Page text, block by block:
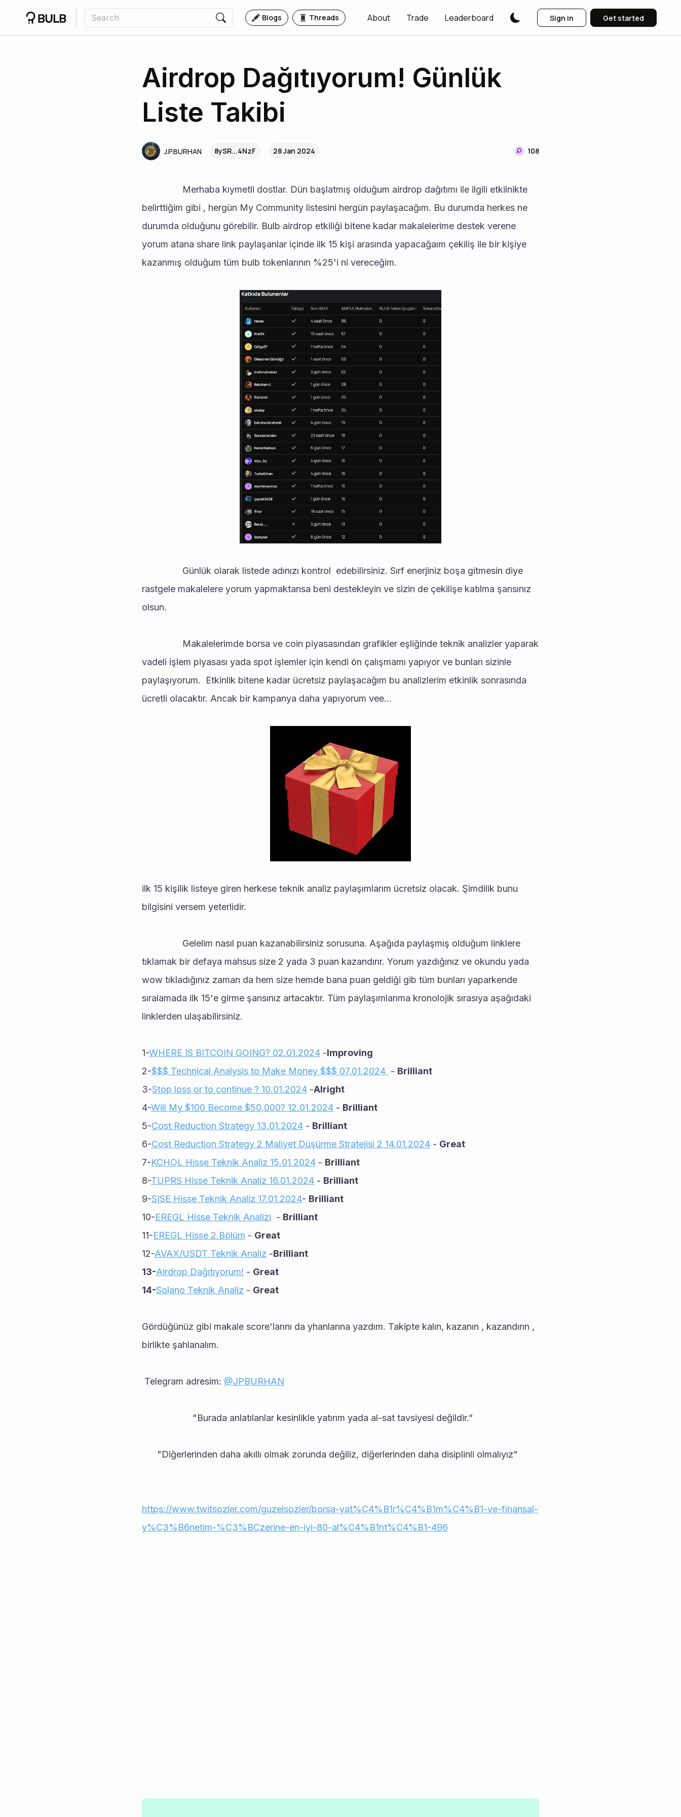
Blogs Threads About Trade Leaderboard Sign in Get started
Airdrop Dağıtıyorum! Günlük
Liste Takibi
J.P.BURHAN 8ySR...4NzF 28 Jan 2024 108
belirttiğim gibi , hergün My Community listesini hergün paylaşacağım. Bu durumda herkes ne
durumda olduğunu görebilir. Bulb airdrop etkiliği bitene kadar makalelerime destek verene
yorum atana share link paylaşanlar içinde ilk 15 kişi arasında yapacağaım çekiliş ile bir kişiye
kazanmış olduğum tüm bulb tokenlarının %25'i ni vereceğim.
rastgele makalelere yorum yapmaktansa beni destekleyin ve sizin de çekilişe katılma şansınız
olsun.
vadeli işlem piyasası yada spot işlemler için kendi ön çalışmamı yapıyor ve bunları sizinle
paylaşıyorum.  Etkinlik bitene kadar ücretsiz paylaşacağım bu analizlerim etkinlik sonrasında
ücretli olacaktır. Ancak bir kampanya daha yapıyorum vee...
ilk 15 kişilik listeye giren herkese teknik analiz paylaşımlarım ücretsiz olacak. Şimdilik bunu
bilgisini versem yeterlidir.
tıklamak bir defaya mahsus size 2 yada 3 puan kazandırır. Yorum yazdığınız ve okundu yada
wow tıkladığınız zaman da hem size hemde bana puan geldiği gib tüm bunları yaparkende
sıralamada ilk 15'e girme şansınız artacaktır. Tüm paylaşımlarıma kronolojik sırasıya aşağıdaki
linklerden ulaşabilirsiniz.
1-WHERE IS BITCOIN GOING? 02.01.2024 -Improving
2-$$$ Technical Analysis to Make Money $$$ 07.01.2024 - Brilliant
3-Stop loss or to continue ? 10.01.2024 -Alright
4-Will My $100 Become $50,000? 12.01.2024 - Brilliant
5-Cost Reduction Strategy 13.01.2024 - Brilliant
6-Cost Reduction Strategy 2 Maliyet Düşürme Stratejisi 2 14.01.2024 - Great
7-KCHOL Hisse Teknik Analiz 15.01.2024 - Brilliant
8-TUPRS Hisse Teknik Analiz 16.01.2024 - Brilliant
9-SISE Hisse Teknik Analiz 17.01.2024- Brilliant
10-EREGL Hisse Teknik Analizi
  -
Brilliant
11-EREGL Hisse 2.Bölüm - Great
12-AVAX/USDT Teknik Analiz -Brilliant
13-Airdrop Dağıtıyorum! - Great
14-Solano Teknik Analiz - Great
Gördüğünüz gibi makale score'larını da yhanlarına yazdım. Takipte kalın, kazanın , kazandırın ,
birlikte şahlanalım.
Telegram adresim: @JPBURHAN
                    "Burada anlatılanlar kesinlikle yatırım yada al-sat tavsiyesi değildir."
      "Diğerlerinden daha akıllı olmak zorunda değiliz, diğerlerinden daha disiplinli olmalıyız"
https://www.twitsozler.com/guzelsozler/borsa-yat%C4%B1r%C4%B1m%C4%B1-ve-finansal-
y%C3%B6netim-%C3%BCzerine-en-iyi-80-al%C4%B1nt%C4%B1-496